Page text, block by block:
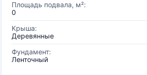
Площадь подвала, м²:
0
Крыша:
Деревянные
Фундамент:
Ленточный